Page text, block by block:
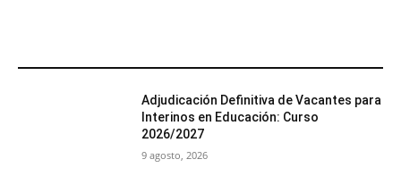
Adjudicación Definitiva de Vacantes para
Interinos en Educación: Curso
2026/2027
9 agosto, 2026